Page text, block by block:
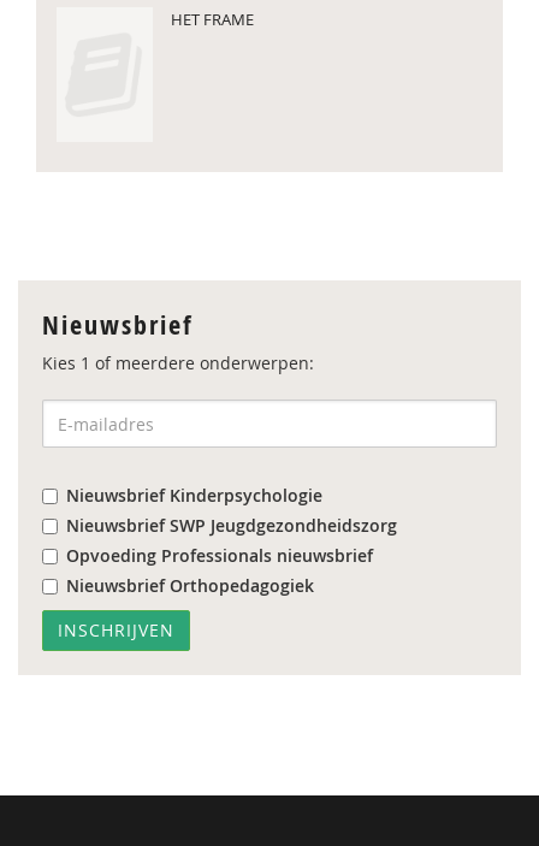
HET FRAME
Nieuwsbrief
Kies 1 of meerdere onderwerpen:
Nieuwsbrief Kinderpsychologie
Nieuwsbrief SWP Jeugdgezondheidszorg
Opvoeding Professionals nieuwsbrief
Nieuwsbrief Orthopedagogiek